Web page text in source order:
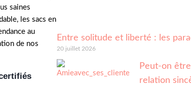
saines
les sacs en
au
de nos
Entre solitude et liberté : les
20 juillet 2026
Peut-on
relation